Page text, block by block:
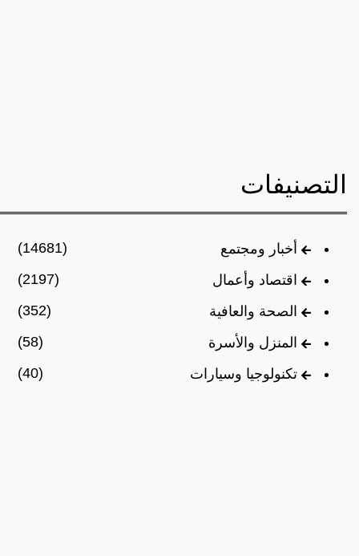
التصنيفات
أخبار ومجتمع
(14681)
اقتصاد وأعمال
(2197)
الصحة والعافية
(352)
المنزل والأسرة
(58)
تكنولوجيا وسيارات
(40)